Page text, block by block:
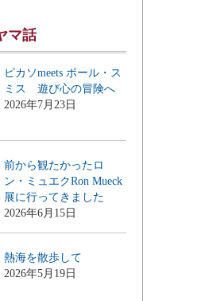
マ話
ピカソmeets ポール・ス
ミス 遊び心の冒険へ
2026年7月23日
前から観たかったロ
ン・ミュエクRon Mueck
展に行ってきました
2026年6月15日
熱海を散歩して
2026年5月19日